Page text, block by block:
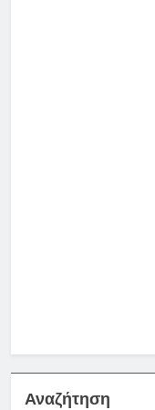
Αναζήτηση